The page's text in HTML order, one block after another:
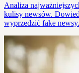
Analiza
kulisy newsów.
wyprzedzić fake